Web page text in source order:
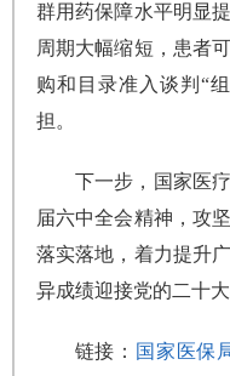
群用药保障水平明显
周期大幅缩短，患者
购和目录准入谈判“
担。
下一步，国家医
届六中全会精神，攻
落实落地，着力提升
异成绩迎接党的二十大
链接： 国家医保